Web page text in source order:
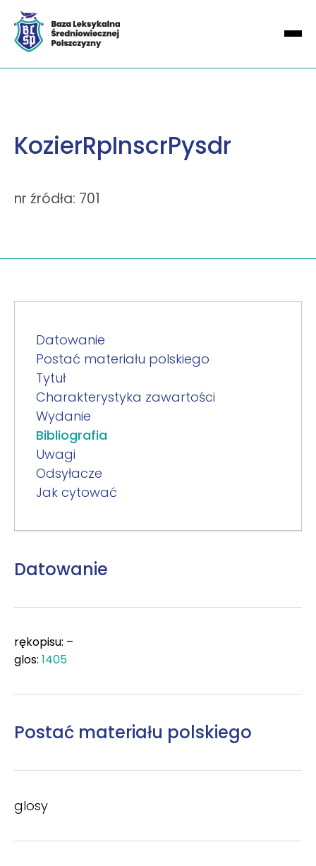
KozierRpInscrPysdr
nr źródła: 701
Datowanie
Postać materiału polskiego
Tytuł
Charakterystyka zawartości
Wydanie
Bibliografia
Uwagi
Odsyłacze
Jak cytować
Datowanie
rękopisu: –
glos: 1405
Postać materiału polskiego
glosy